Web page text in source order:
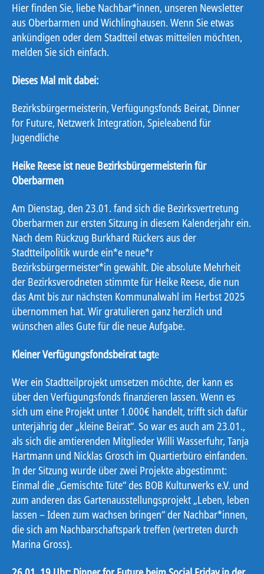
Hier finden Sie, liebe Nachbar*innen, unseren Newsletter
aus Oberbarmen und Wichlinghausen. Wenn Sie etwas
ankündigen oder dem Stadtteil etwas mitteilen möchten,
melden Sie sich einfach.
Dieses Mal mit dabei:
Bezirksbürgermeisterin, Verfügungsfonds Beirat, Dinner
for Future, Netzwerk Integration, Spieleabend für
Jugendliche
Heike Reese ist neue Bezirksbürgermeisterin für
Oberbarmen
Am Dienstag, den 23.01. fand sich die Bezirksvertretung
Oberbarmen zur ersten Sitzung in diesem Kalenderjahr ein.
Nach dem Rückzug Burkhard Rückers aus der
Stadtteilpolitik wurde ein*e neue*r
Bezirksbürgermeister*in gewählt. Die absolute Mehrheit
der Bezirksverodneten stimmte für Heike Reese, die nun
das Amt bis zur nächsten Kommunalwahl im Herbst 2025
übernommen hat. Wir gratulieren ganz herzlich und
wünschen alles Gute für die neue Aufgabe.
Kleiner Verfügungsfondsbeirat tagte
Wer ein Stadtteilprojekt umsetzen möchte, der kann es
über den Verfügungsfonds finanzieren lassen. Wenn es
sich um eine Projekt unter 1.000€ handelt, trifft sich dafür
unterjährig der „kleine Beirat“. So war es auch am 23.01.,
als sich die amtierenden Mitglieder Willi Wasserfuhr, Tanja
Hartmann und Nicklas Grosch im Quartierbüro einfanden.
In der Sitzung wurde über zwei Projekte abgestimmt:
Einmal die „Gemischte Tüte“ des BOB Kulturwerks e.V. und
zum anderen das Gartenausstellungsprojekt „Leben, leben
lassen – Ideen zum wachsen bringen“ der Nachbar*innen,
die sich am Nachbarschaftspark treffen (vertreten durch
Marina Gross).